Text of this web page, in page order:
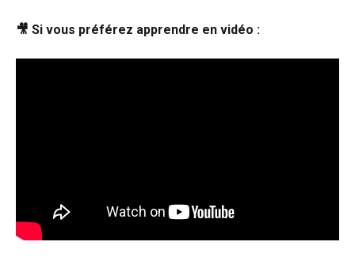
🎥 Si vous préférez apprendre en vidéo :